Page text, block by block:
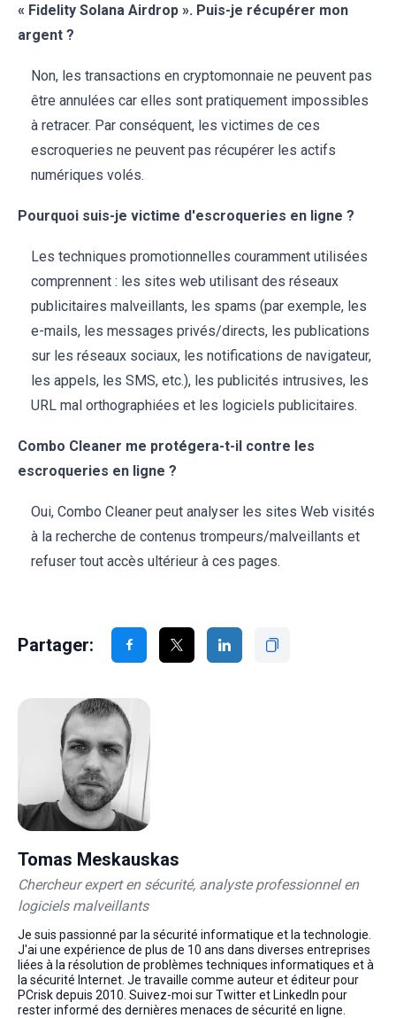
« Fidelity Solana Airdrop ». Puis-je récupérer mon
argent ?
Non, les transactions en cryptomonnaie ne peuvent pas
être annulées car elles sont pratiquement impossibles
à retracer. Par conséquent, les victimes de ces
escroqueries ne peuvent pas récupérer les actifs
numériques volés.
Pourquoi suis-je victime d'escroqueries en ligne ?
Les techniques promotionnelles couramment utilisées
comprennent : les sites web utilisant des réseaux
publicitaires malveillants, les spams (par exemple, les
e-mails, les messages privés/directs, les publications
sur les réseaux sociaux, les notifications de navigateur,
les appels, les SMS, etc.), les publicités intrusives, les
URL mal orthographiées et les logiciels publicitaires.
Combo Cleaner me protégera-t-il contre les
escroqueries en ligne ?
Oui, Combo Cleaner peut analyser les sites Web visités
à la recherche de contenus trompeurs/malveillants et
refuser tout accès ultérieur à ces pages.
Partager:
Tomas Meskauskas
Chercheur expert en sécurité, analyste professionnel en
logiciels malveillants
Je suis passionné par la sécurité informatique et la technologie.
J'ai une expérience de plus de 10 ans dans diverses entreprises
liées à la résolution de problèmes techniques informatiques et à
la sécurité Internet. Je travaille comme auteur et éditeur pour
PCrisk depuis 2010. Suivez-moi sur Twitter et LinkedIn pour
rester informé des dernières menaces de sécurité en ligne.